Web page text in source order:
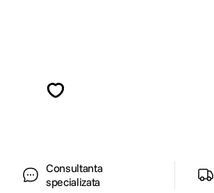
Consultanta
specializata